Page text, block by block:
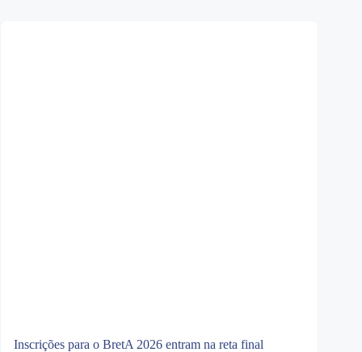
Inscrições para o BretA 2026 entram na reta final